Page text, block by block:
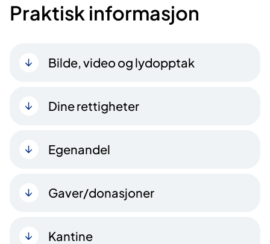
Praktisk informasjon
Bilde, video og lydopptak
Dine rettigheter
Egenandel
Gaver/donasjoner
Kantine